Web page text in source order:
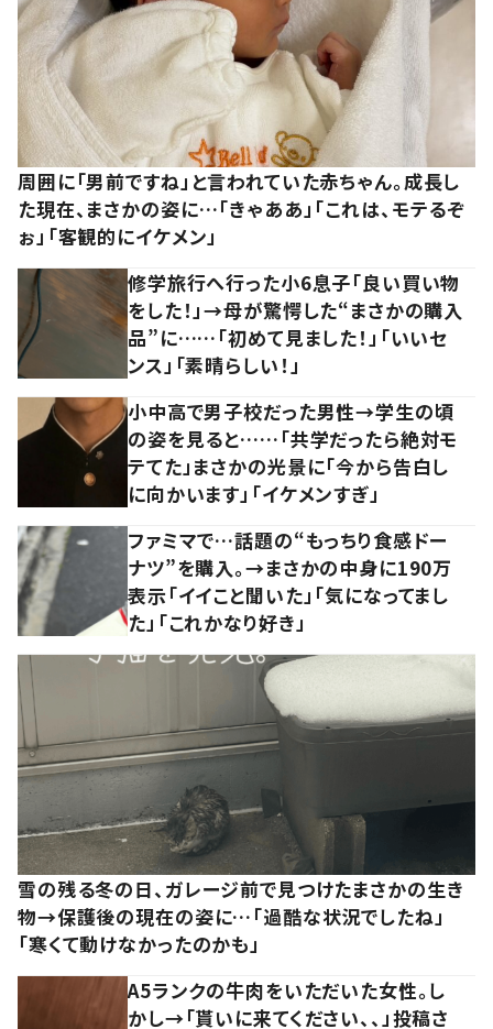
周囲に「男前ですね」と言われていた赤ちゃん。成長し
た現在、まさかの姿に…「きゃああ」「これは、モテるぞ
ぉ」「客観的にイケメン」
修学旅行へ行った小6息子「良い買い物
をした！」→母が驚愕した“まさかの購入
品”に……「初めて見ました！」「いいセ
ンス」「素晴らしい！」
小中高で男子校だった男性→学生の頃
の姿を見ると……「共学だったら絶対モ
テてた」まさかの光景に「今から告白し
に向かいます」「イケメンすぎ」
ファミマで…話題の“もっちり食感ドー
ナツ”を購入。→まさかの中身に190万
表示「イイこと聞いた」「気になってまし
た」「これかなり好き」
雪の残る冬の日、ガレージ前で見つけたまさかの生き
物→保護後の現在の姿に…「過酷な状況でしたね」
「寒くて動けなかったのかも」
A5ランクの牛肉をいただいた女性。し
かし→「貰いに来てください、、」投稿さ